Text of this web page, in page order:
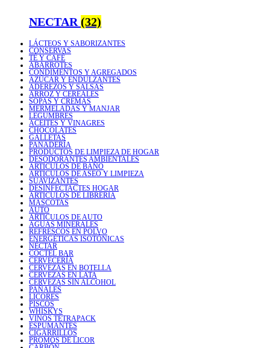
NECTAR (32)
LÁCTEOS Y SABORIZANTES
CONSERVAS
TÉ Y CAFÉ
ABARROTES
CONDIMENTOS Y AGREGADOS
AZÚCAR Y ENDULZANTES
ADEREZOS Y SALSAS
ARROZ Y CEREALES
SOPAS Y CREMAS
MERMELADAS Y MANJAR
LEGUMBRES
ACEITES Y VINAGRES
CHOCOLATES
GALLETAS
PANADERÍA
PRODUCTOS DE LIMPIEZA DE HOGAR
DESODORANTES AMBIENTALES
ARTICULOS DE BAÑO
ARTICULOS DE ASEO Y LIMPIEZA
SUAVIZANTES
DESINFECTACTES HOGAR
ARTICULOS DE LIBRERIA
MASCOTAS
AUTO
ARTICULOS DE AUTO
AGUAS MINERALES
REFRESCOS EN POLVO
ENERGÉTICAS ISOTÓNICAS
NÉCTAR
COCTEL BAR
CERVECERÍA
CERVEZAS EN BOTELLA
CERVEZAS EN LATA
CERVEZAS SIN ALCOHOL
PAÑALES
LICORES
PISCOS
WHISKYS
VINOS TETRAPACK
ESPUMANTES
CIGARRILLOS
PROMOS DE LICOR